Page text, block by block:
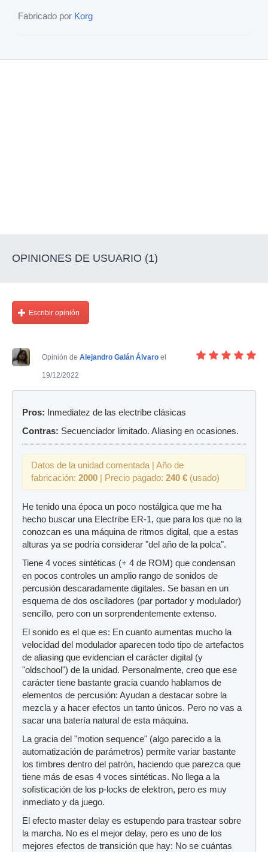
Fabricado por Korg
OPINIONES DE USUARIO (1)
Escribir opinión
Opinión de Alejandro Galán Álvaro el
19/12/2022
Pros:
Inmediatez de las electribe clásicas
Contras: Secuenciador limitado. Aliasing en ocasiones.
Datos de la unidad comentada | Año de
fabricación: 2000 | Precio pagado: 240 € (usado)
He tenido una época un poco nostálgica que me ha
hecho buscar una Electribe ER-1, que para los que no la
conozcan es una máquina de ritmos digital, que a estas
alturas ya se podría considerar "del año de la polca".
Tiene 4 voces sintéticas (+ 4 de ROM) que condensan
en pocos controles un amplio rango de sonidos de
percusión descaradamente digitales. Se basan en un
esquema de dos osciladores (par portador y modulador)
sencillo, pero con un sorprendentemente extenso.
El sonido es el que es: En cuanto aumentas mucho la
velocidad del modulador aparecen todo tipo de artefactos
de aliasing que evidencian el carácter digital (y
"oldschool") de la unidad. Personalmente, creo que ese
carácter tiene bastante gracia cuando hablamos de
elementos de percusión: Ayudan a destacar sobre la
mezcla y a hacer efectos un tanto únicos. Pero no vas a
sacar una batería natural de esta máquina.
La gracia del "motion sequence" (algo parecido a la
automatización de parámetros) permite variar bastante
los timbres dentro del patrón, haciendo que parezca que
tiene más de esas 4 voces sintéticas. No llega a la
sofisticación de los p-locks de elektron, pero es muy
inmediato y da juego.
El efecto master delay es estupendo para trastear sobre
la marcha. No es el mejor delay, pero es uno de los
mejores efectos de transición que hay: No se cuántas